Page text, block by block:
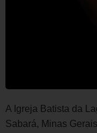
A Igreja Batista da
Sabará, Minas